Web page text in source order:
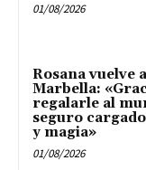
01/08/2026
Rosana vuelve
Marbella:
regalarle al
seguro
y magia»
01/08/2026